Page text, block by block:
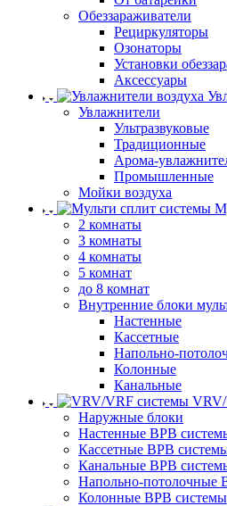
Обеззараживатели
Рециркуляторы
Озонаторы
Установки
Аксессуары
Увлажнители
Ультразвуковые
Традиционные
Арома-
Промышленные
Мойки воздуха
2 комнаты
3 комнаты
4 комнаты
5 комнат
до 8 комнат
Внутренние блоки
Настенные
Кассетные
Напольно-
Колонные
Канальные
Наружные блоки
Настенные ВРВ
Кассетные ВРВ
Канальные ВРВ
Напольно-потолочные
Колонные ВРВ системы